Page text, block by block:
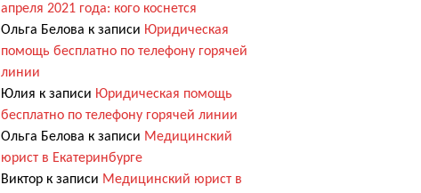
апреля 2021 года: кого коснется
Ольга Белова к записи Юридическая
помощь бесплатно по телефону горячей
линии
Юлия к записи Юридическая помощь
бесплатно по телефону горячей линии
Ольга Белова к записи Медицинский
юрист в Екатеринбурге
Виктор к записи Медицинский юрист в